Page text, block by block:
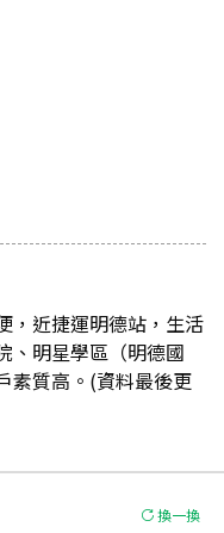
，近捷運明德站，生活
、明星學區（明德國
素質高。(資料最後更
換一換